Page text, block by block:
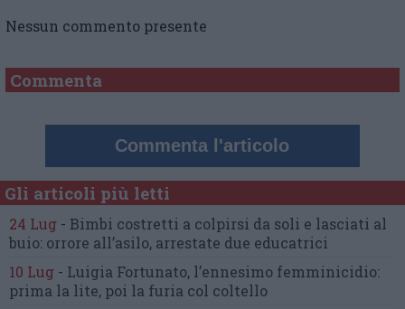
Nessun commento presente
Commenta
Commenta l'articolo
Gli articoli più letti
24 Lug - Bimbi costretti a colpirsi da soli e lasciati al
buio: orrore all’asilo, arrestate due educatrici
10 Lug - Luigia Fortunato, l’ennesimo femminicidio:
prima la lite, poi la furia col coltello